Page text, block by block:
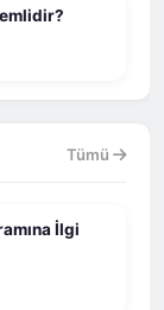
Tümü
İlgi